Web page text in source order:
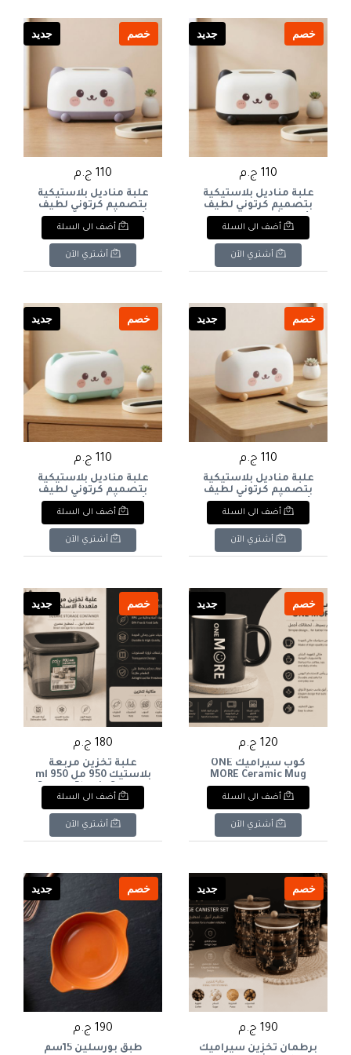
خصم جديد
110 ج.م
علبة مناديل بلاستيكية
بتصميم كرتوني لطيف
(على شكل باندا - لون
أسود وأبيض). & : Cute
Cartoon Panda Tissue
Box Holder / Dispenser
(Black & White).
أضف الى السلة
أشتري الآن
خصم جديد
110 ج.م
علبة مناديل بلاستيكية
بتصميم كرتوني لطيف
(على شكل دب / حيوان
كيوت - لون بنفسجي/
لافندر). & : Cute Cartoon
Animal Tissue Box
Holder / Dispenser
أضف الى السلة
أشتري الآن
خصم جديد
110 ج.م
علبة مناديل بلاستيكية
بتصميم كرتوني لطيف
(على شكل دب / حيوان
كيوت - لون بيج/بني). & :
Cute Cartoon Animal
Tissue Box Holder /
Dispenser (Beige / Warm
أضف الى السلة
أشتري الآن
خصم جديد
110 ج.م
علبة مناديل بلاستيكية
بتصميم كرتوني لطيف
(على شكل دب / حيوان
كيوت). & : Cute Cartoon
Animal Tissue Box
Holder / Dispenser.
أضف الى السلة
أشتري الآن
خصم جديد
120 ج.م
كوب سيراميك ONE
MORE Ceramic Mug
أضف الى السلة
أشتري الآن
خصم جديد
180 ج.م
علبة تخزين مربعة
بلاستيك 950 مل 950 ml
Square Plastic Storage
Container
أضف الى السلة
أشتري الآن
خصم جديد
190 ج.م
برطمان تخزين سيراميك
خصم جديد
190 ج.م
طبق بورسلين 15سم